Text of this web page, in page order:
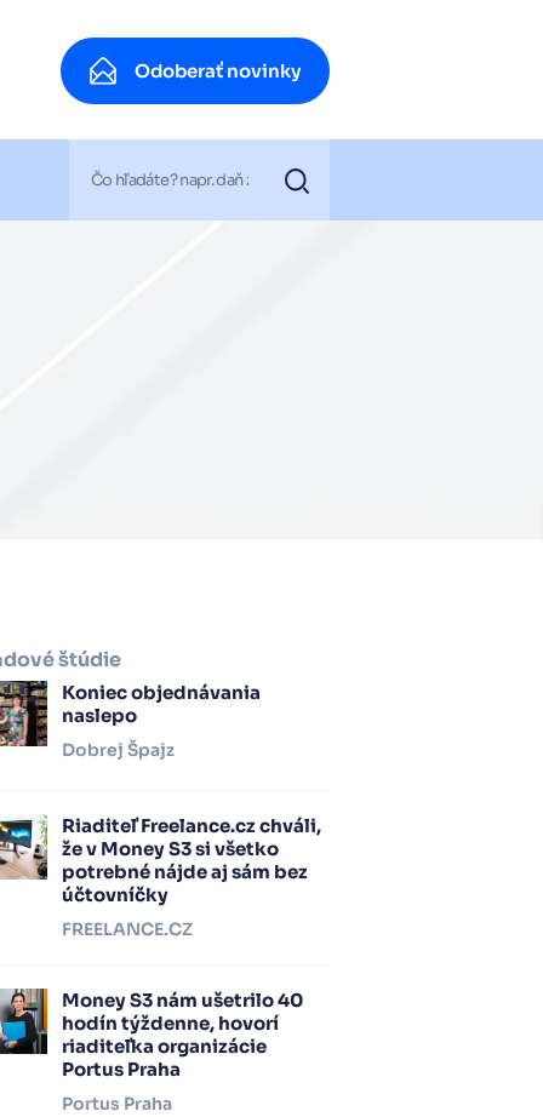
Odoberať novinky
štúdie
Koniec objednávania
naslepo
Dobrej Špajz
Riaditeľ Freelance.cz chváli,
že v Money S3 si všetko
potrebné nájde aj sám bez
účtovníčky
FREELANCE.CZ
Money S3 nám ušetrilo 40
hodín týždenne, hovorí
riaditeľka organizácie
Portus Praha
Portus Praha